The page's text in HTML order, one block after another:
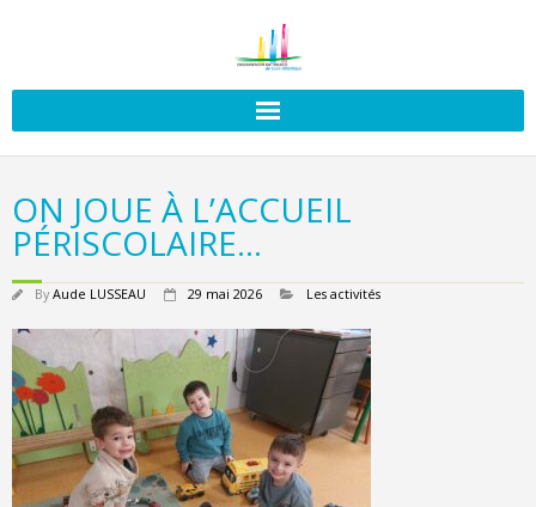
ON JOUE À L’ACCUEIL
PÉRISCOLAIRE…
ByAude LUSSEAU 29 mai 2026 Les activités